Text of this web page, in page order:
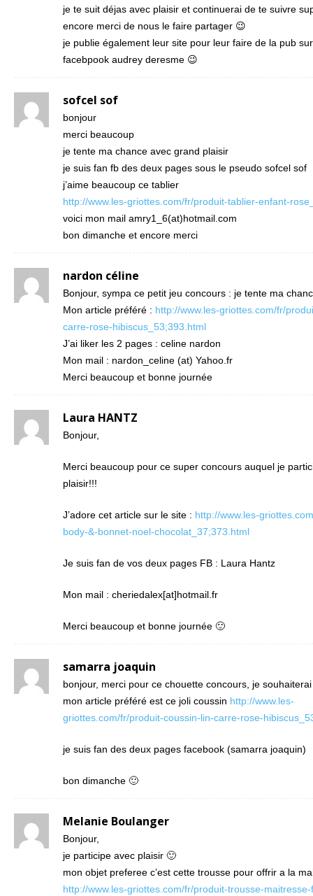
je te suit déjas avec plaisir et continuerai de te suivre
encore merci de nous le faire partager 😉
je publie également leur site pour leur faire de la pub
facebpook audrey deresme 😉
sofcel sof
bonjour
merci beaucoup
je tente ma chance avec grand plaisir
je suis fan fb des deux pages sous le pseudo sofcel sof
j’aime beaucoup ce tablier
http://www.les-griottes.com/fr/produit-tablier-enfant-
voici mon mail amry1_6(at)hotmail.com
bon dimanche et encore merci
nardon céline
Bonjour, sympa ce petit jeu concours : je tente ma
Mon article préféré : http://www.les-griottes.com/fr/
carre-rose-hibiscus_53;393.html
J’ai liker les 2 pages : celine nardon
Mon mail : nardon_celine (at) Yahoo.fr
Merci beaucoup et bonne journée
Laura HANTZ
Bonjour,
Merci beaucoup pour ce super concours auquel je
plaisir!!!
J’adore cet article sur le site : http://www.les-
body-&-bonnet-noel-chocolat_37;373.html
Je suis fan de vos deux pages FB : Laura Hantz
Mon mail : cheriedalex[at]hotmail.fr
Merci beaucoup et bonne journée 🙂
samarra joaquin
bonjour, merci pour ce chouette concours, je
mon article préféré est ce joli coussin http://www.les-
griottes.com/fr/produit-coussin-lin-carre-rose-
je suis fan des deux pages facebook (samarra joaquin)
bon dimanche 🙂
Melanie Boulanger
Bonjour,
je participe avec plaisir 🙂
mon objet preferee c’est cette trousse pour offrir a la
http://www.les-griottes.com/fr/produit-trousse-